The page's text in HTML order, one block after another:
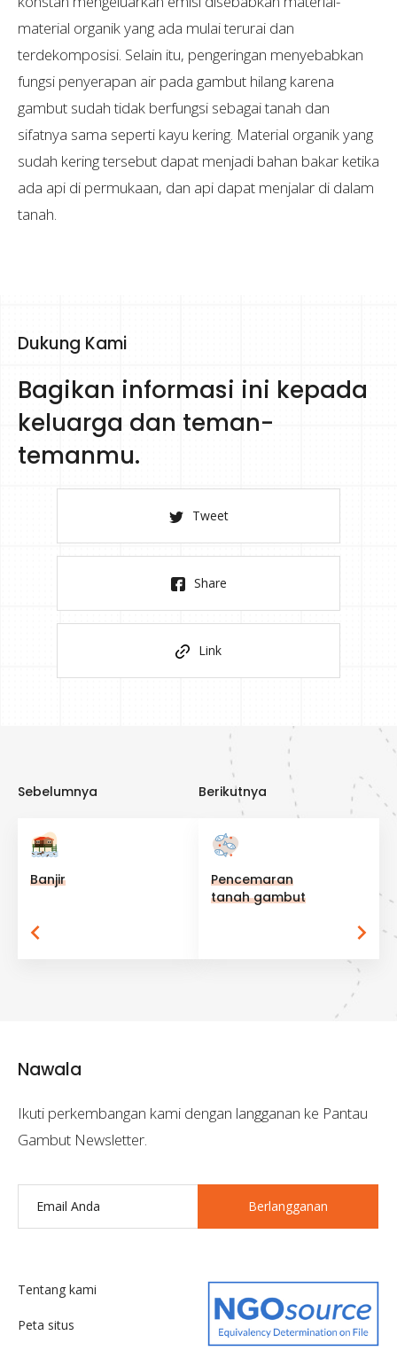
material organik yang ada mulai terurai dan
terdekomposisi. Selain itu, pengeringan menyebabkan
fungsi penyerapan air pada gambut hilang karena
gambut sudah tidak berfungsi sebagai tanah dan
sifatnya sama seperti kayu kering. Material organik yang
sudah kering tersebut dapat menjadi bahan bakar ketika
ada api di permukaan, dan api dapat menjalar di dalam
tanah.
Dukung Kami
Bagikan informasi ini kepada
keluarga dan teman-
temanmu.
Tweet
Share
Link
Banjir
Pencemaran
tanah gambut
Nawala
Ikuti perkembangan kami dengan langganan ke Pantau
Gambut Newsletter.
Berlangganan
Tentang kami
Peta situs